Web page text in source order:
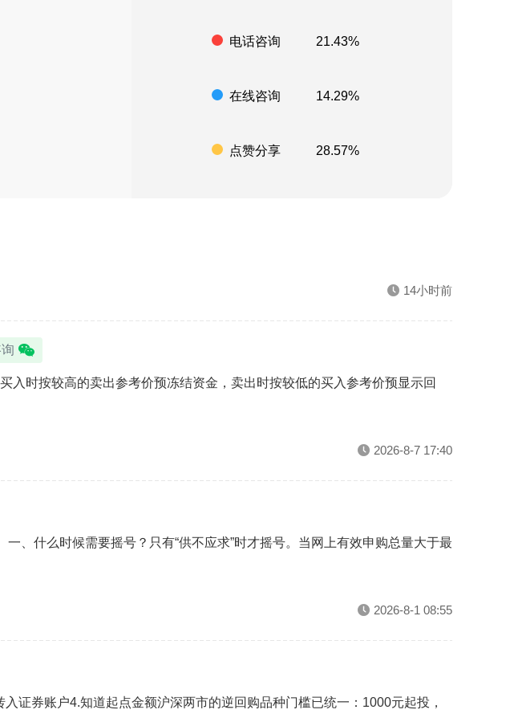
电话咨询 21.43%
在线咨询 14.29%
点赞分享 28.57%
14小时前
时按较高的卖出参考价预冻结资金，卖出时按较低的买入参考价预显示回
2026-8-7 17:40
、什么时候需要摇号？只有“供不应求”时才摇号。当网上有效申购总量大于最
2026-8-1 08:55
证券账户4.知道起点金额沪深两市的逆回购品种门槛已统一：1000元起投，